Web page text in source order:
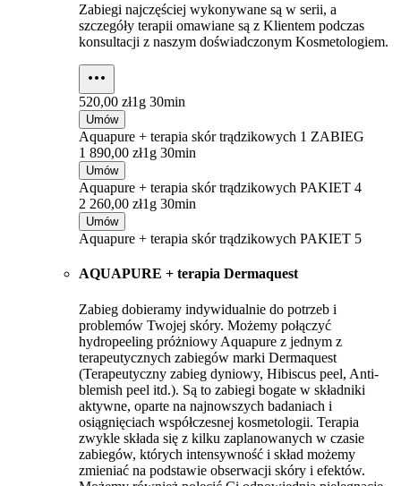
Zabiegi najczęściej wykonywane są w serii, a
szczegóły terapii omawiane są z Klientem podczas
konsultacji z naszym doświadczonym Kosmetologiem.
520,00 zł1g 30min
Umów
Aquapure + terapia skór trądzikowych 1 ZABIEG
1 890,00 zł1g 30min
Umów
Aquapure + terapia skór trądzikowych PAKIET 4
2 260,00 zł1g 30min
Umów
Aquapure + terapia skór trądzikowych PAKIET 5
AQUAPURE + terapia Dermaquest
Zabieg dobieramy indywidualnie do potrzeb i
problemów Twojej skóry. Możemy połączyć
hydropeeling próżniowy Aquapure z jednym z
terapeutycznych zabiegów marki Dermaquest
(Terapeutyczny zabieg dyniowy, Hibiscus peel, Anti-
blemish peel itd.). Są to zabiegi bogate w składniki
aktywne, oparte na najnowszych badaniach i
osiągnięciach współczesnej kosmetologii. Terapia
zwykle składa się z kilku zaplanowanych w czasie
zabiegów, których intensywność i skład możemy
zmieniać na podstawie obserwacji skóry i efektów.